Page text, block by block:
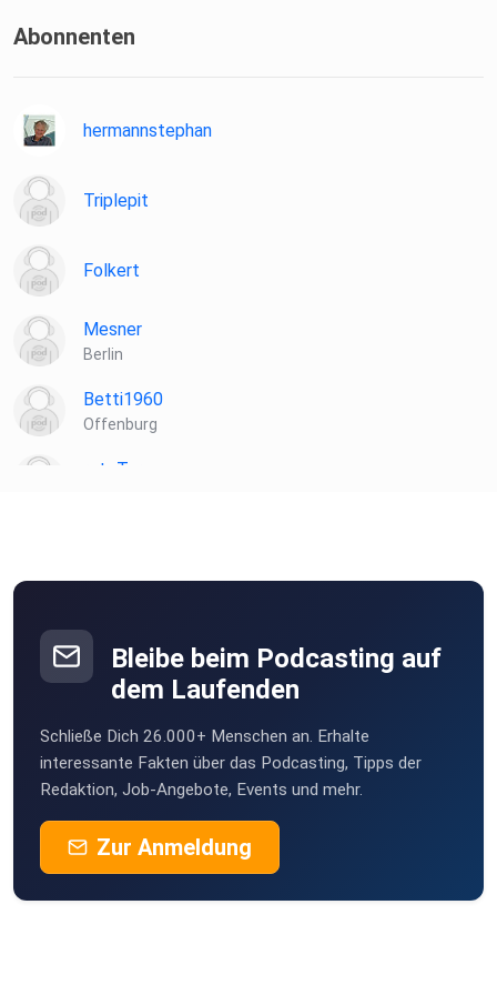
Abonnenten
hermannstephan
Triplepit
Folkert
Mesner
Berlin
Betti1960
Offenburg
roteTara
Bremen
Turkan
Göttingen
KaeptnBlaubaer99
Stuttgart
vy00ha7d
Bleibe beim Podcasting auf
dem Laufenden
Schließe Dich 26.000+ Menschen an. Erhalte
interessante Fakten über das Podcasting, Tipps der
Redaktion, Job-Angebote, Events und mehr.
Zur Anmeldung